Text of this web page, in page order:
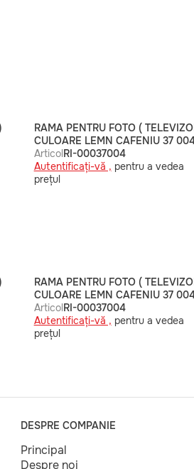
RAMA PENTRU FOTO (
CULOARE LEMN CAFENIU 37
ArticolRI-00037004
Autentificați-vă , pentru a vedea
prețul
RAMA PENTRU FOTO (
CULOARE LEMN CAFENIU 37
ArticolRI-00037004
Autentificați-vă , pentru a vedea
prețul
DESPRE COMPANIE
Principal
Despre noi